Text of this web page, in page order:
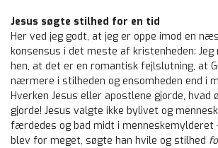
Jesus søgte stilhed for en tid
Her ved jeg godt, at jeg er oppe imod en
konsensus i det meste af kristenheden:
hen, at det er en romantisk fejlslutning, at
nærmere i stilheden og ensomheden end i
Hverken Jesus eller apostlene gjorde, hvad
gjorde! Jesus valgte ikke bylivet og
færdedes og bad midt i menneskemylderet
blev for meget, søgte han hvile og stilhed